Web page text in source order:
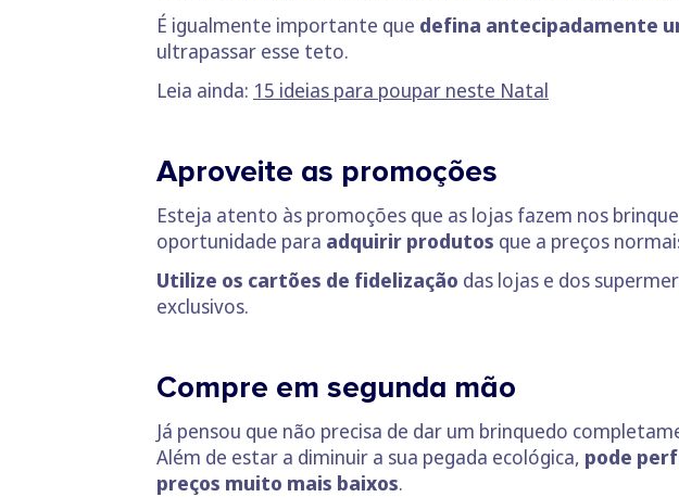
É igualmente importante que defina antecipadamente
ultrapassar esse teto.
Leia ainda: 15 ideias para poupar neste Natal
Aproveite as promoções
Esteja atento às promoções que as lojas fazem nos
oportunidade para adquirir produtos que a preços
Utilize os cartões de fidelização das lojas e dos
exclusivos.
Compre em segunda mão
Já pensou que não precisa de dar um brinquedo
Além de estar a diminuir a sua pegada ecológica, pode
preços muito mais baixos.